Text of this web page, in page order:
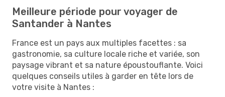
Meilleure période pour voyager de
Santander à Nantes
France est un pays aux multiples facettes : sa
gastronomie, sa culture locale riche et variée, son
paysage vibrant et sa nature époustouflante. Voici
quelques conseils utiles à garder en tête lors de
votre visite à Nantes :